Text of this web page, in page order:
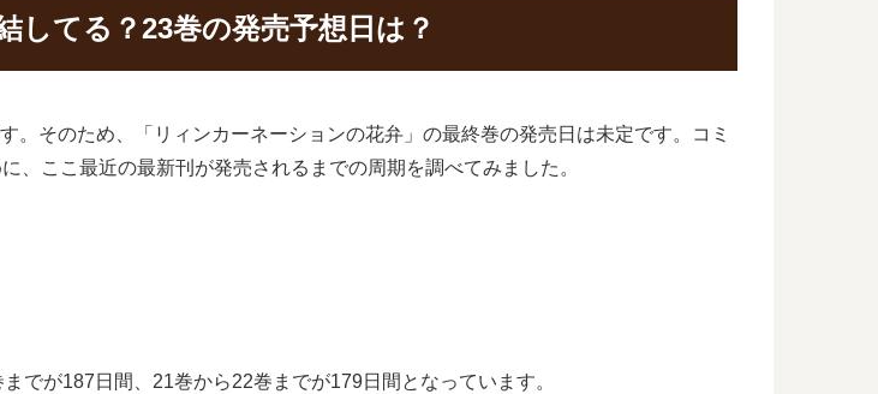
してる？23巻の発売予想日は？
そのため、「リィンカーネーションの花弁」の最終巻の発売日は未定です。コミ
、ここ最近の最新刊が発売されるまでの周期を調べてみました。
でが187日間、21巻から22巻までが179日間となっています。